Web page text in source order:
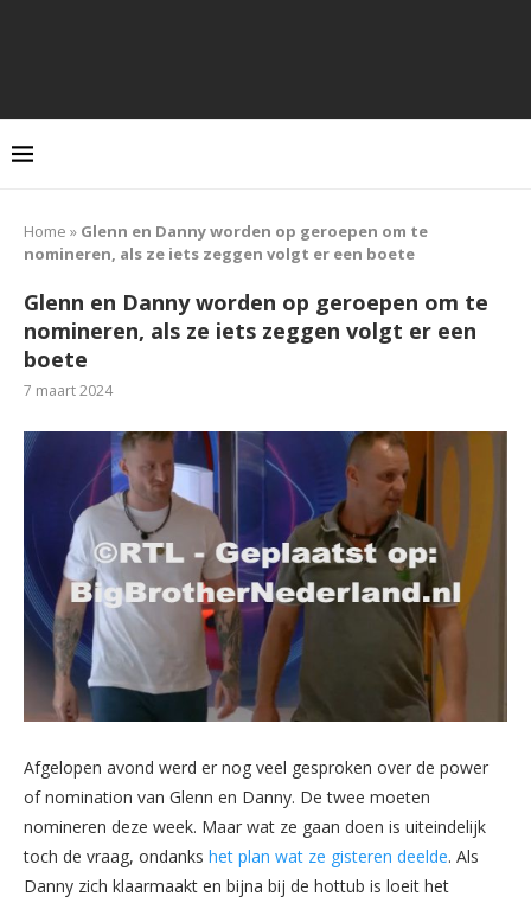
Home » Glenn en Danny worden op geroepen om te
nomineren, als ze iets zeggen volgt er een boete
Glenn en Danny worden op geroepen om te
nomineren, als ze iets zeggen volgt er een
boete
7 maart 2024
Afgelopen avond werd er nog veel gesproken over de power
of nomination van Glenn en Danny. De twee moeten
nomineren deze week. Maar wat ze gaan doen is uiteindelijk
toch de vraag, ondanks het plan wat ze gisteren deelde. Als
Danny zich klaarmaakt en bijna bij de hottub is loeit het